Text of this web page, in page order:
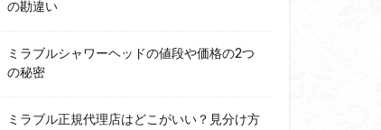
の勘違い
ミラブルシャワーヘッドの値段や価格の2つ
の秘密
ミラブル正規代理店はどこがいい？見分け方